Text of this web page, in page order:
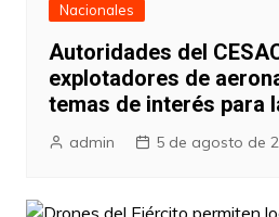
Nacionales
Autoridades del
explotadores de
temas de interés para
admin 5 de agosto de